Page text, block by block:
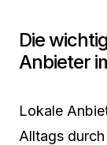
Die
Anbieter
Lokale
Alltags